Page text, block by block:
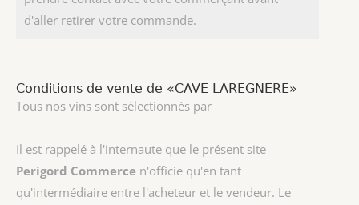
d'aller retirer votre commande.
Conditions de vente de «CAVE LAREGNERE»
Tous nos vins sont sélectionnés par
Il est rappelé à l'internaute que le présent site
Perigord Commerce n'officie qu'en tant
qu'intermédiaire entre l'acheteur et le vendeur. Le